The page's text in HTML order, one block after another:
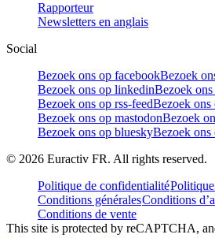
Rapporteur
Newsletters en anglais
Social
Bezoek ons op facebookBezoek
Bezoek ons op linkedinBezoek
Bezoek ons op rss-feedBezoek ons
Bezoek ons op mastodonBezoek
Bezoek ons op blueskyBezoek ons
© 2026 Euractiv FR. All rights reserved.
Politique de confidentialité
Conditions généralesConditions
Conditions de vente
This site is protected by reCAPTCHA,